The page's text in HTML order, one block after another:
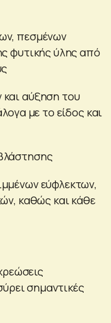
πεσμένων
φυτικής ύλης από
αύξηση του
με το είδος και
εύφλεκτων,
καθώς και κάθε
σημαντικές